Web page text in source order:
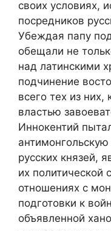
своих условиях,
посредников
Убеждая папу
обещали не
над латинскими
подчинение
всего тех из них,
властью
Иннокентий
русских князей,
их политической
отношениях с
подготовки к
объявленной